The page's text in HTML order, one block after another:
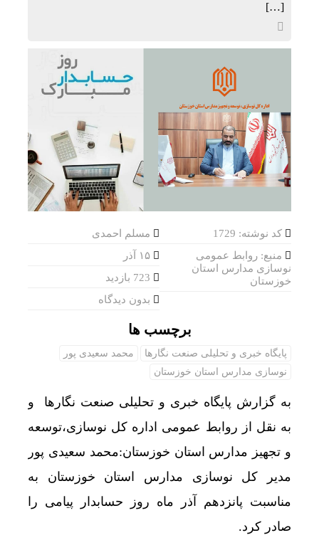
[…]
کد نوشته: 1729
مسلم احمدی
منبع: روابط عمومی
نوسازی مدارس استان
خوزستان
بدون دیدگاه
برچسب ها
پایگاه خبری و تحلیلی صنعت نگارها
محمد سعیدی پور
نوسازی مدارس استان خوزستان
به گزارش پایگاه خبری و تحلیلی صنعت نگارها و
به نقل از روابط عمومی اداره کل نوسازی،توسعه
و تجهیز مدارس استان خوزستان:محمد سعیدی پور
مدیر کل نوسازی مدارس استان خوزستان به
مناسبت پانزدهم آذر ماه روز حسابدار پیامی را
صادر کرد.